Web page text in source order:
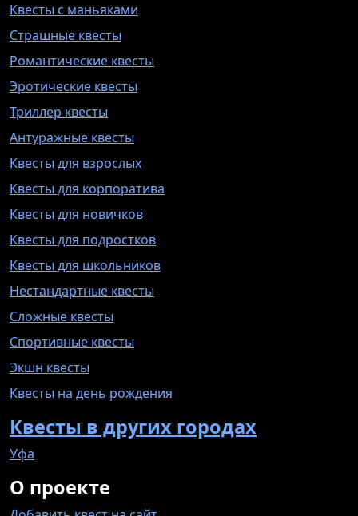
Квесты с маньяками
Страшные квесты
Романтические квесты
Эротические квесты
Триллер квесты
Антуражные квесты
Квесты для взрослых
Квесты для корпоратива
Квесты для новичков
Квесты для подростков
Квесты для школьников
Нестандартные квесты
Сложные квесты
Спортивные квесты
Экшн квесты
Квесты на день рождения
Квесты в других городах
Уфа
О проекте